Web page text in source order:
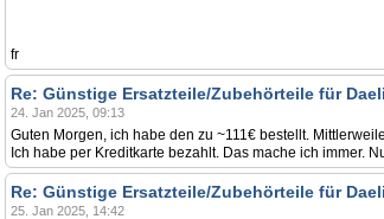
fr
Re: Günstige Ersatzteile/Zubehörteile für
24. Jan 2025, 09:13
Guten Morgen, ich habe den zu ~111€ bestellt.
Ich habe per Kreditkarte bezahlt. Das mache ich immer.
Re: Günstige Ersatzteile/Zubehörteile für
25. Jan 2025, 14:42